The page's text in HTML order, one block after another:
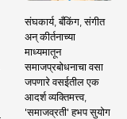
संघकार्य, बँकिंग, संगीत
अन् कीर्तनाच्या
माध्यमातून
समाजप्रबोधनाचा वसा
जपणारे वसईतील एक
आदर्श व्यक्तिमत्त्व,
'समाजव्रती' हभप सुयोग